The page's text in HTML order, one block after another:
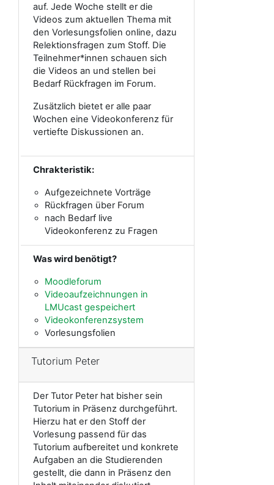
auf. Jede Woche stellt er die
Videos zum aktuellen Thema mit
den Vorlesungsfolien online, dazu
Relektionsfragen zum Stoff. Die
Teilnehmer*innen schauen sich
die Videos an und stellen bei
Bedarf Rückfragen im Forum.
Zusätzlich bietet er alle paar
Wochen eine Videokonferenz für
vertiefte Diskussionen an.
Chrakteristik:
Aufgezeichnete Vorträge
Rückfragen über Forum
nach Bedarf live
Videokonferenz zu Fragen
Was wird benötigt?
Moodleforum
Videoaufzeichnungen in
LMUcast gespeichert
Videokonferenzsystem
Vorlesungsfolien
Tutorium Peter
Der Tutor Peter hat bisher sein
Tutorium in Präsenz durchgeführt.
Hierzu hat er den Stoff der
Vorlesung passend für das
Tutorium aufbereitet und konkrete
Aufgaben an die Studierenden
gestellt, die dann in Präsenz den